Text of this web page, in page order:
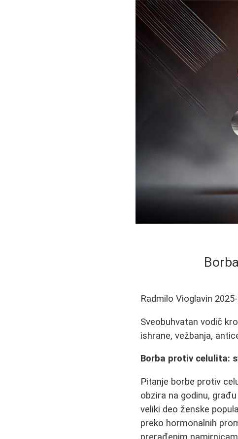
Radmilo Vioglavin
Sveobuhvatan vodič
ishrane, vežbanja,
Borba protiv celulita:
Pitanje borbe protiv
obzira na godinu,
veliki deo ženske
preko hormonalnih